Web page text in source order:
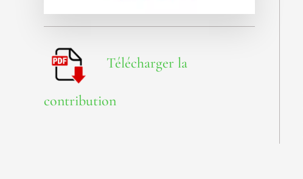
Télécharger la
contribution